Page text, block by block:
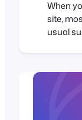
When
site,
usual
break
you’re
and